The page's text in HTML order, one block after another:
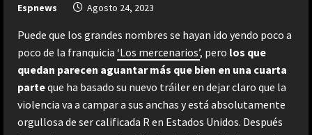
Espnews Agosto 24, 2023
Puede que los grandes nombres se hayan ido yendo poco a
poco de la franquicia ‘Los mercenarios’, pero los que
quedan parecen aguantar más que bien en una cuarta
parteque ha basado su nuevo tráiler en dejar claro que la
violencia va a campar a sus anchas y está absolutamente
orgullosa de ser calificada R en Estados Unidos. Después